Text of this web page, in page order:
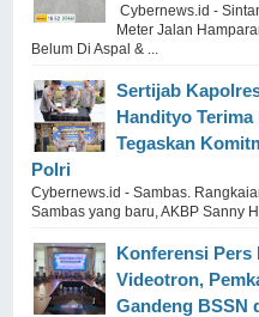
Cybernews.id -
Meter Jalan
Belum Di Aspal & ...
Sertijab
Handityo
Tegaskan
Polri
‎Cybernews.id - Sambas.
Sambas yang baru, AKBP Sanny
Konferensi Pers
Videotron,
Gandeng BSSN